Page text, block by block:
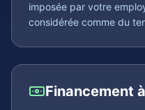
imposée par votre
considérée comme du
Financement